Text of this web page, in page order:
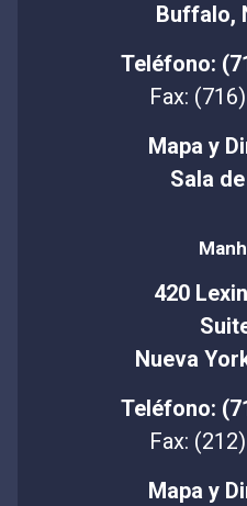
Buffalo,
Teléfono:
Fax:
Mapa y
Sala
420
Nueva
Teléfono:
Fax:
Mapa y